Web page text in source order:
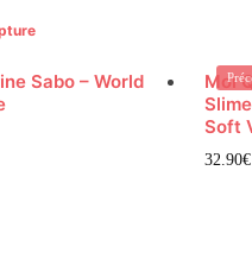
Sabo – World
Moi
Soft
32.90€